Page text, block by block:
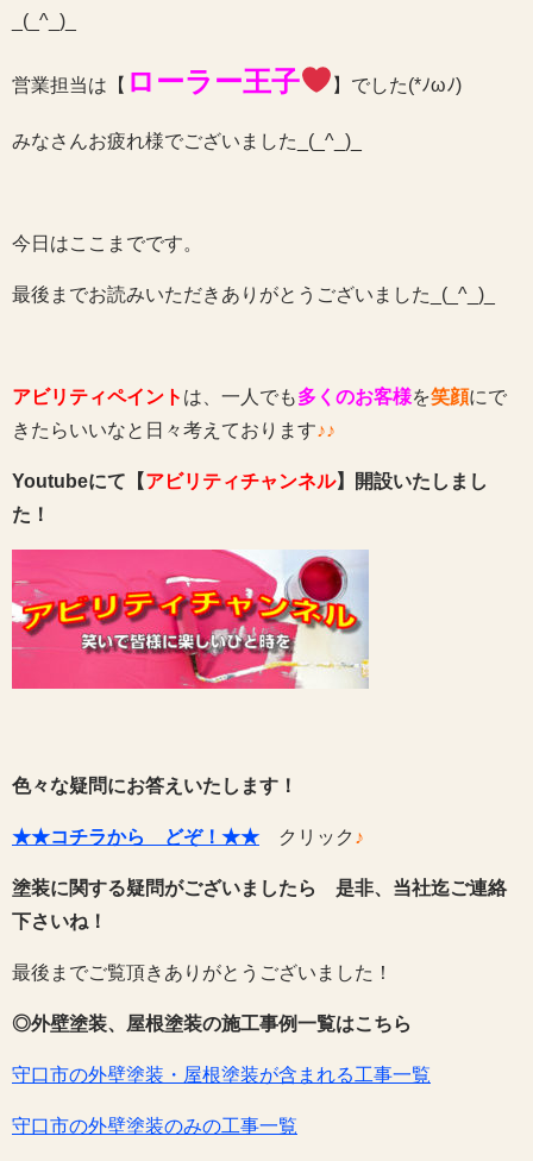
_(_^_)_
営業担当は【 ローラー王子 】でした(*ﾉωﾉ)
みなさんお疲れ様でございました_(_^_)_
今日はここまでです。
最後までお読みいただきありがとうございました_(_^_)_
アビリティペイント は、一人でも多くのお客様を笑顔にで
きたらいいなと日々考えております♪♪
Youtubeにて【アビリティチャンネル】開設いたしまし
た！
色々な疑問にお答えいたします！
★★コチラから どぞ！★★ クリック ♪
塗装に関する疑問がございましたら 是非、当社迄ご連絡
下さいね！
最後までご覧頂きありがとうございました！
◎外壁塗装、屋根塗装の施工事例一覧はこちら
守口市の外壁塗装・屋根塗装が含まれる工事一覧
守口市の外壁塗装のみの工事一覧